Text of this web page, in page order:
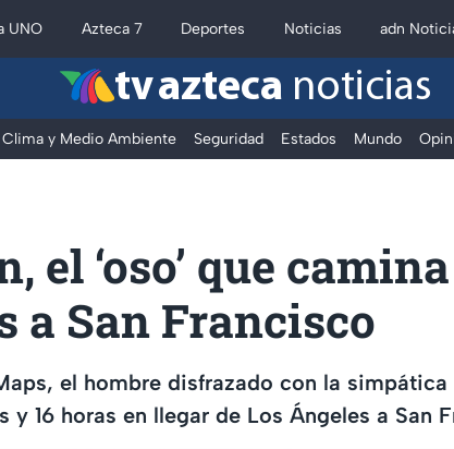
UNO Azteca 7 Deportes Noticias adn
tv azteca noticias
Clima y Medio Ambiente Seguridad Estados Mundo
el ‘oso’ que
a San Francisco
el hombre disfrazado con la
y 16 horas en llegar de Los Ángeles a San